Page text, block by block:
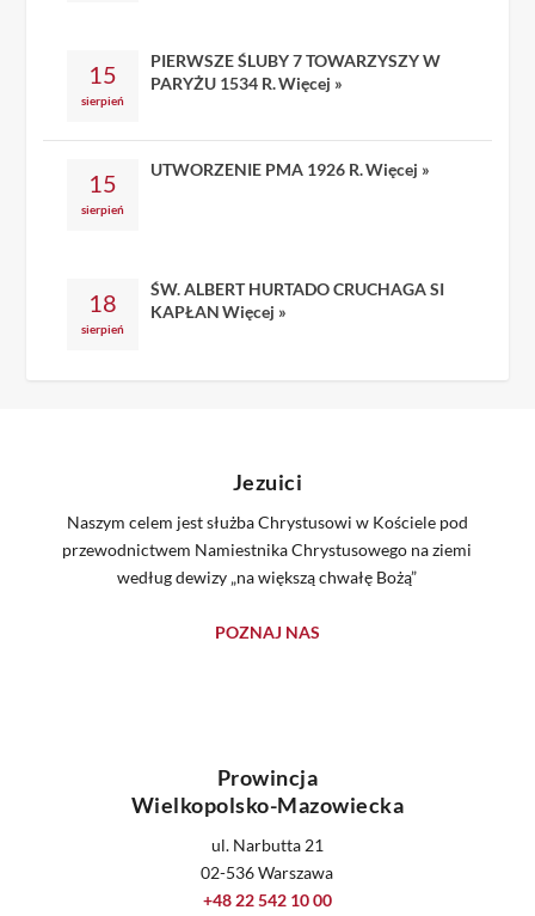
15
sierpień
PIERWSZE ŚLUBY 7 TOWARZYSZY W
PARYŻU 1534 R.Więcej »
15
sierpień
UTWORZENIE PMA 1926 R.Więcej »
18
sierpień
ŚW. ALBERT HURTADO CRUCHAGA SI
KAPŁAN Więcej »
Jezuici
Naszym celem jest służba Chrystusowi w Kościele pod
przewodnictwem Namiestnika Chrystusowego na ziemi
według dewizy „na większą chwałę Bożą”
POZNAJ NAS
Prowincja
Wielkopolsko-Mazowiecka
ul. Narbutta 21
02-536 Warszawa
+48 22 542 10 00